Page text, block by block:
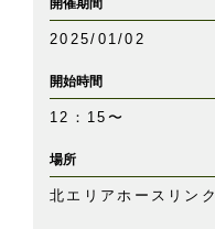
開催期間
2025/01/02
開始時間
12：15〜
場所
北エリアホースリンク